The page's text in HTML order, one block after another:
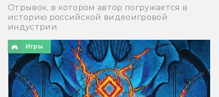
Отрывок, в котором автор погружается в
историю российской видеоигровой
индустрии
Игры